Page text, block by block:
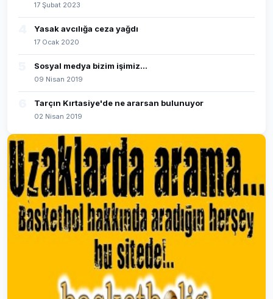
17 Şubat 2023
Yasak avcılığa ceza yağdı
17 Ocak 2020
Sosyal medya bizim işimiz...
09 Nisan 2019
Tarçın Kırtasiye'de ne ararsan bulunuyor
02 Nisan 2019